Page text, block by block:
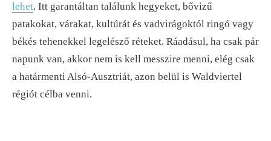
lehet. Itt garantáltan találunk hegyeket, bővizű
patakokat, várakat, kultúrát és vadvirágoktól ringó vagy
békés tehenekkel legelésző réteket. Ráadásul, ha csak pár
napunk van, akkor nem is kell messzire menni, elég csak
a határmenti Alsó-Ausztriát, azon belül is Waldviertel
régiót célba venni.